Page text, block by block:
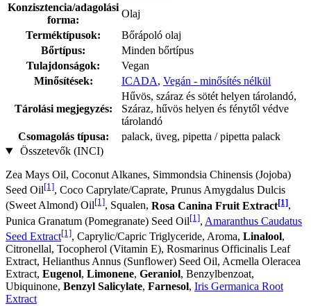
Konzisztencia/adagolási
forma:
Olaj
Terméktípusok:
Bőrápoló olaj
Bőrtípus:
Minden bőrtípus
Tulajdonságok:
Vegan
Minősítések:
ICADA, Vegán - minősítés nélkül
Tárolási megjegyzés:
Hűvös, száraz és sötét helyen tárolandó,
Száraz, hűvös helyen és fénytől védve
tárolandó
Csomagolás típusa:
palack, üveg, pipetta / pipetta palack
Összetevők (INCI)
Zea Mays Oil, Coconut Alkanes, Simmondsia Chinensis (Jojoba)
Seed Oil[1], Coco Caprylate/Caprate, Prunus Amygdalus Dulcis
(Sweet Almond) Oil[1], Squalen, Rosa Canina Fruit Extract[1],
Punica Granatum (Pomegranate) Seed Oil[1], Amaranthus Caudatus
Seed Extract[1], Caprylic/Capric Triglyceride, Aroma, Linalool,
Citronellal, Tocopherol (Vitamin E), Rosmarinus Officinalis Leaf
Extract, Helianthus Annus (Sunflower) Seed Oil, Acmella Oleracea
Extract, Eugenol, Limonene, Geraniol, Benzylbenzoat,
Ubiquinone, Benzyl Salicylate, Farnesol, Iris Germanica Root
Extract